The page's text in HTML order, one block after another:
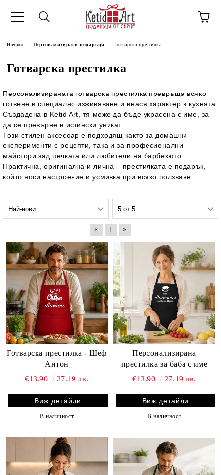
Начало Персонализирани подаръци Готварска престилка
Готварска престилка
Персонализираната готварска престилка превръща всяко
готвене в специално изживяване и внася характер в кухнята.
Създадена в Ketid Art, тя може да бъде украсена с име, за
да се превърне в истински уникат.
Този стилен аксесоар е подходящ както за домашни
експерименти с рецепти, така и за професионални
майстори зад печката или любители на барбекюто.
Практична, оригинална и лична – престилката е подарък,
който носи настроение и усмивка при всяко ползване.
« 1 »
Готварска престилка - Шеф
Антон
€13.90
27.19 лв.
Виж детайли
В наличност
Персонализирана
престилка за баба с име
€13.90
27.19 лв.
Виж детайли
В наличност